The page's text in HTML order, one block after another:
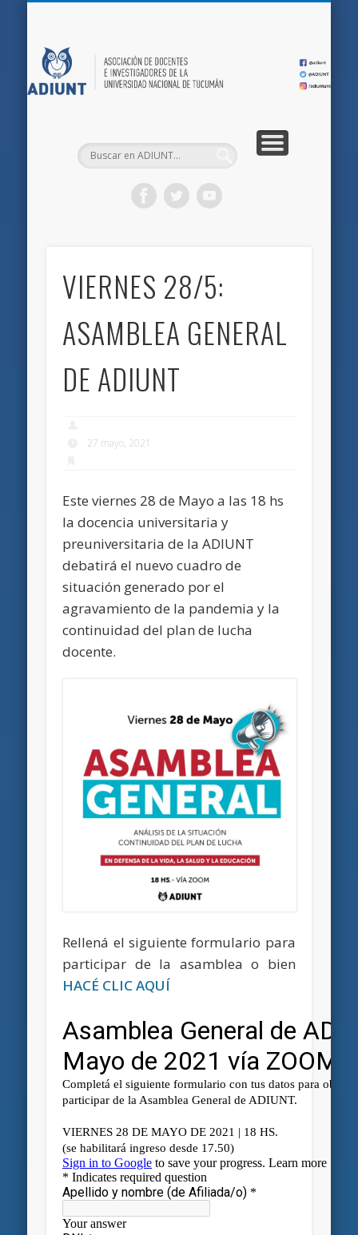
VIERNES 28/5:
ASAMBLEA GENERAL
DE ADIUNT
27 mayo, 2021
Este viernes 28 de Mayo a las 18 hs
la docencia universitaria y
preuniversitaria de la ADIUNT
debatirá el nuevo cuadro de
situación generado por el
agravamiento de la pandemia y la
continuidad del plan de lucha
docente.
Rellená el siguiente formulario para
participar de la asamblea o bien
HACÉ CLIC AQUÍ